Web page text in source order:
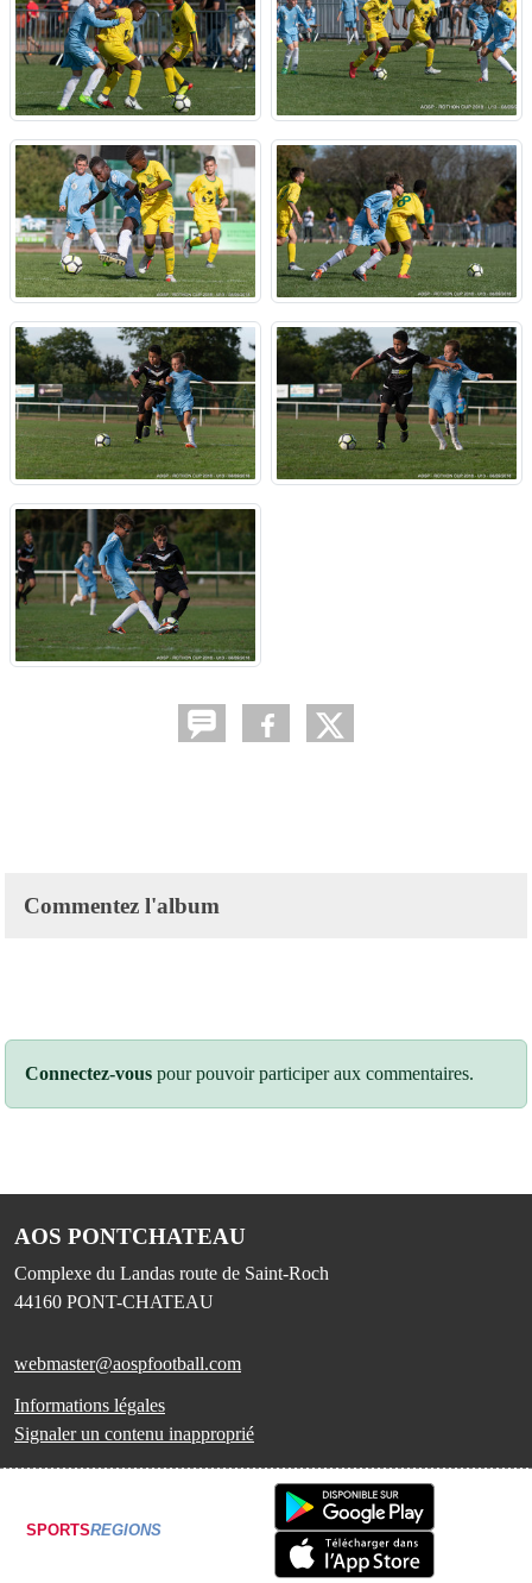
Commentez l'album
Connectez-vous pour pouvoir participer aux commentaires.
AOS PONTCHATEAU
Complexe du Landas route de Saint-Roch
44160 PONT-CHATEAU
webmaster@aospfootball.com
Informations légales
Signaler un contenu inapproprié
SPORTSREGIONS